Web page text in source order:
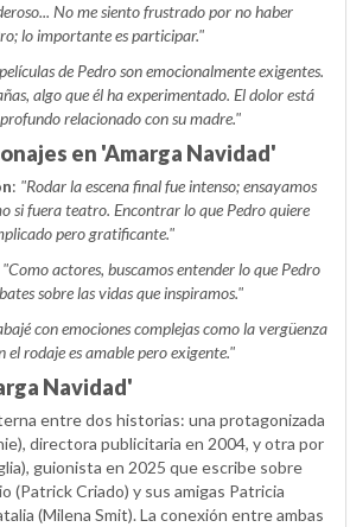
No me siento frustrado por no haber
lo importante es participar."
de Pedro son emocionalmente exigentes.
algo que él ha experimentado. El dolor está
relacionado con su madre."
en 'Amarga Navidad'
: "Rodar la escena final fue intenso; ensayamos
si fuera teatro. Encontrar lo que Pedro quiere
pero gratificante."
"Como actores, buscamos entender lo que Pedro
sobre las vidas que inspiramos."
con emociones complejas como la vergüenza
el rodaje es amable pero exigente."
Navidad'
entre dos historias: una protagonizada
directora publicitaria en 2004, y otra por
guionista en 2025 que escribe sobre
(Patrick Criado) y sus amigas Patricia
(Milena Smit). La conexión entre ambas